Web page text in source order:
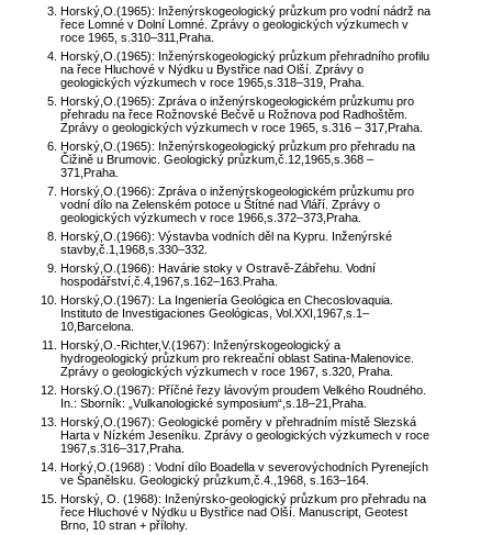
Horský,O.(1965): Inženýrskogeologický průzkum pro vodní nádrž na
řece Lomné v Dolní Lomné. Zprávy o geologických výzkumech v
roce 1965, s.310–311,Praha.
Horský,O.(1965): Inženýrskogeologický průzkum přehradního profilu
na řece Hluchové v Nýdku u Bystřice nad Olší. Zprávy o
geologických výzkumech v roce 1965,s.318–319, Praha.
Horský,O.(1965): Zpráva o inženýrskogeologickém průzkumu pro
přehradu na řece Rožnovské Bečvě u Rožnova pod Radhoštěm.
Zprávy o geologických výzkumech v roce 1965, s.316 – 317,Praha.
Horský,O.(1965): Inženýrskogeologický průzkum pro přehradu na
Čižině u Brumovic. Geologický průzkum,č.12,1965,s.368 –
371,Praha.
Horský,O.(1966): Zpráva o inženýrskogeologickém průzkumu pro
vodní dílo na Zelenském potoce u Štítné nad Vláří. Zprávy o
geologických výzkumech v roce 1966,s.372–373,Praha.
Horský,O.(1966): Výstavba vodních děl na Kypru. Inženýrské
stavby,č.1,1968,s.330–332.
Horský,O.(1966): Havárie stoky v Ostravě-Zábřehu. Vodní
hospodářství,č.4,1967,s.162–163.Praha.
Horský,O.(1967): La Ingeniería Geológica en Checoslovaquia.
Instituto de Investigaciones Geológicas, Vol.XXI,1967,s.1–
10,Barcelona.
Horský,O.-Richter,V.(1967): Inženýrskogeologický a
hydrogeologický průzkum pro rekreační oblast Satina-Malenovice.
Zprávy o geologických výzkumech v roce 1967, s.320, Praha.
Horský.O.(1967): Příčné řezy lávovým proudem Velkého Roudného.
In.: Sborník: „Vulkanologické symposium“,s.18–21,Praha.
Horský,O.(1967): Geologické poměry v přehradním místě Slezská
Harta v Nízkém Jeseníku. Zprávy o geologických výzkumech v roce
1967,s.316–317,Praha.
Horký,O.(1968) : Vodní dílo Boadella v severovýchodních Pyrenejích
ve Španělsku. Geologický průzkum,č.4.,1968, s.163–164.
Horský, O. (1968): Inženýrsko-geologický průzkum pro přehradu na
řece Hluchové v Nýdku u Bystřice nad Olší. Manuscript, Geotest
Brno, 10 stran + přílohy.